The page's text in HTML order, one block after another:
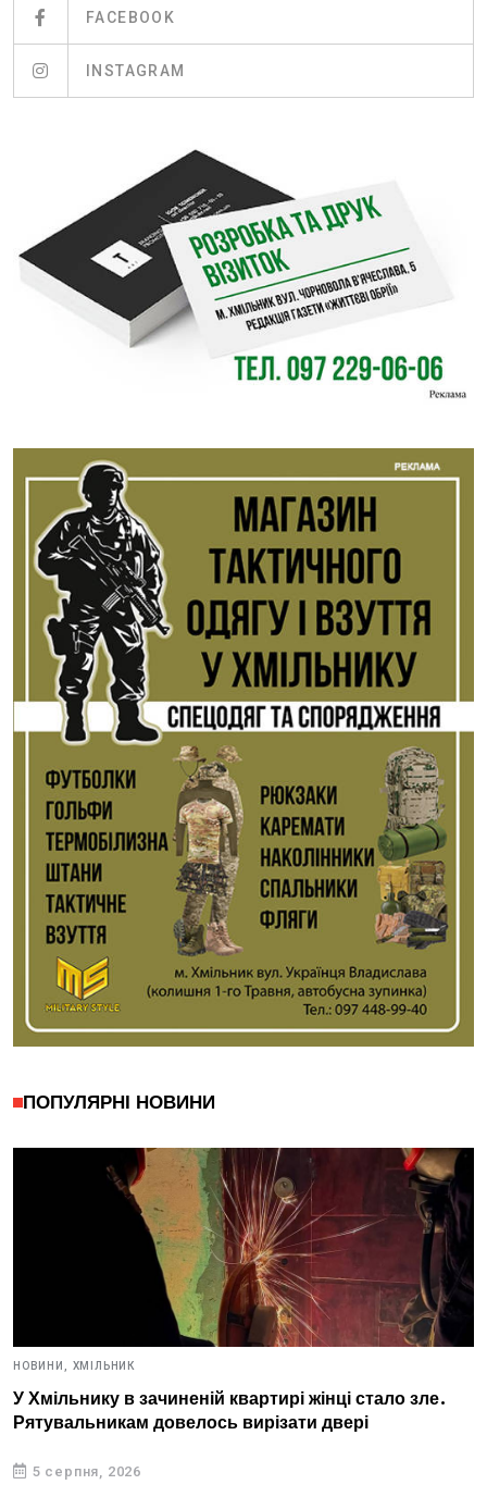
FACEBOOK
INSTAGRAM
ПОПУЛЯРНІ НОВИНИ
НОВИНИ, ХМІЛЬНИК
У Хмільнику в зачиненій квартирі жінці стало зле.
Рятувальникам довелось вирізати двері
5 серпня, 2026